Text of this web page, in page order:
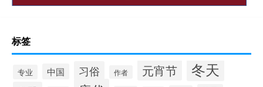
标签
专业 中国 习俗 作者 元宵节 冬天